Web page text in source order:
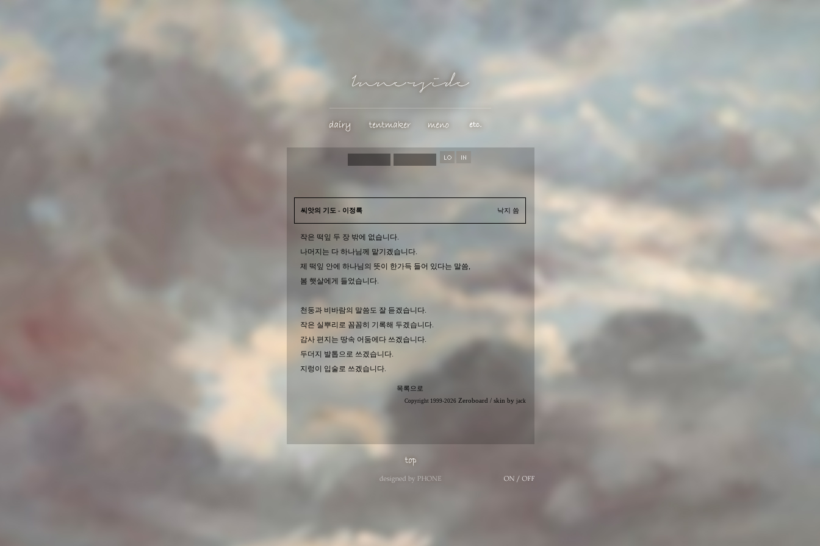
씨앗의 기도 - 이정록 낙지 씀
작은 떡잎 두 장 밖에 없습니다.
나머지는 다 하나님께 맡기겠습니다.
제 떡잎 안에 하나님의 뜻이 한가득 들어 있다는 말씀,
봄 햇살에게 들었습니다.
천둥과 비바람의 말씀도 잘 듣겠습니다.
작은 실뿌리로 꼼꼼히 기록해 두겠습니다.
감사 편지는 땅속 어둠에다 쓰겠습니다.
두더지 발톱으로 쓰겠습니다.
지렁이 입술로 쓰겠습니다.
목록으로
Copyright 1999-2026 Zeroboard / skin by jack